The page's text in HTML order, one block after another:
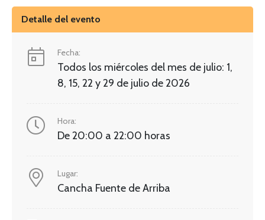
Detalle del evento
Fecha:
Todos los miércoles del mes de julio: 1,
8, 15, 22 y 29 de julio de 2026
Hora:
De 20:00 a 22:00 horas
Lugar:
Cancha Fuente de Arriba